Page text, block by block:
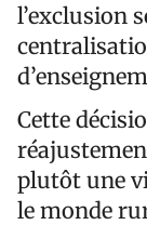
l’exclusion
Cette
plutôt une
le monde